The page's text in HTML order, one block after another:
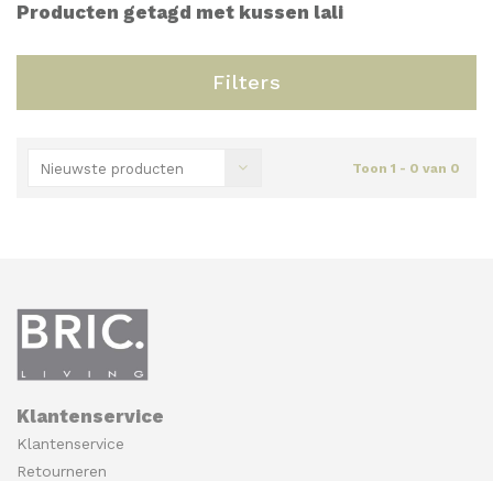
Producten getagd met kussen lali
Filters
Nieuwste producten Toon 1 - 0 van 0
Klantenservice
Klantenservice
Retourneren